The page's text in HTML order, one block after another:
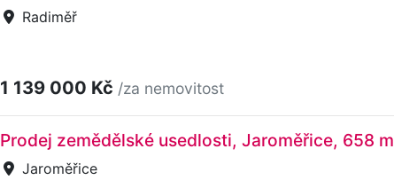
Radiměř
1 139 000 Kč /za nemovitost
Prodej zemědělské usedlosti, Jaroměřice, 658 m
Jaroměřice